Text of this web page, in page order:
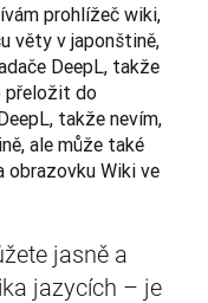
prohlížeč wiki,
věty v japonštině,
DeepL, takže
přeložit do
takže nevím,
ale může také
obrazovku Wiki ve
jasně a
jazycích – je